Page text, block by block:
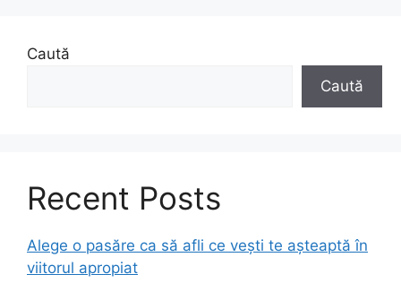
Caută
Caută
Recent Posts
Alege o pasăre ca să afli ce vești te așteaptă în
viitorul apropiat